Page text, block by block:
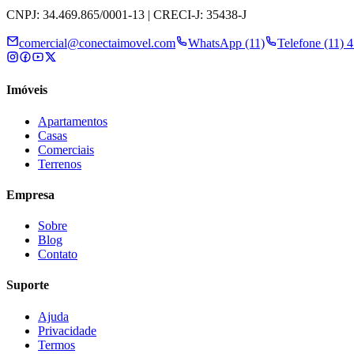
CNPJ: 34.469.865/0001-13 | CRECI-J: 35438-J
comercial@conectaimovel.com WhatsApp (11) Telefone (11)
Imóveis
Apartamentos
Casas
Comerciais
Terrenos
Empresa
Sobre
Blog
Contato
Suporte
Ajuda
Privacidade
Termos